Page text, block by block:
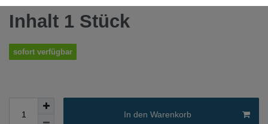
Inhalt 1 Stück
sofort verfügbar
In den Warenkorb